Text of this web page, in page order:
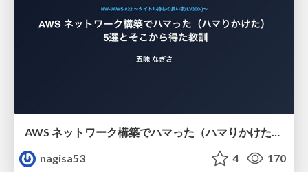
AWS ネットワーク構築でハマった（ハマりかけた） 5選とそこから得た教訓
nagisa53
4 170